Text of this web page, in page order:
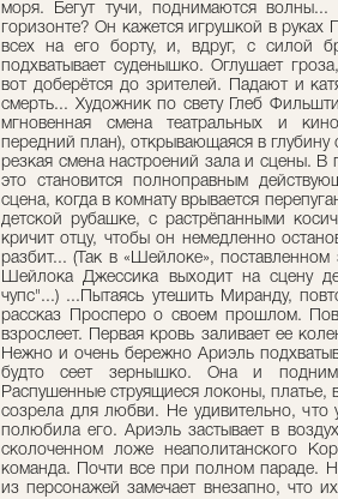
моря. Бегут тучи, поднимаются
горизонте? Он кажется игрушкой в руках
всех на его борту, и, вдруг, с силой
подхватывает суденышко. Оглушает
вот доберётся до зрителей. Падают и
смерть... Художник по свету Глеб
мгновенная смена театральных и
передний план), открывающаяся в глубину
резкая смена настроений зала и сцены. В
это становится полноправным
сцена, когда в комнату врывается
детской рубашке, с растрёпанными
кричит отцу, чтобы он немедленно
разбит... (Так в «Шейлоке»,
Шейлока Джессика выходит на сцену
чупс"...) ...Пыта­ясь утешить Миранду,
рассказ Просперо о своем прошлом.
взрослеет. Первая кровь заливает ее
Нежно и очень бережно Ариэль
будто сеет зернышко. Она и
Распушенные струящиеся локоны,
созрела для любви. Не удивительно, что
полюбила его. Ариэль застывает в
сколоченном ложе неаполитанского
команда. Почти все при полном параде.
из персонажей замечает внезапно, что